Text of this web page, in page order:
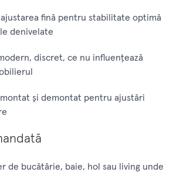
fină pentru stabilitate optimă
denivelate
discret, ce nu influențează
și demontat pentru ajustări
de bucătărie, baie, hol sau living unde